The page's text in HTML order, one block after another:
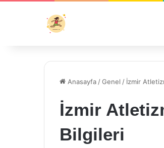
Anasayfa /Genel / İzmir
İzmir
Bilgileri